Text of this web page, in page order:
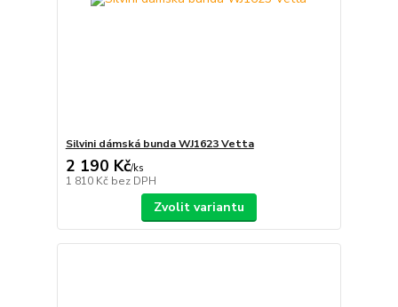
Silvini dámská bunda WJ1623 Vetta
2 190 Kč/ks
1 810 Kč bez DPH
Zvolit variantu